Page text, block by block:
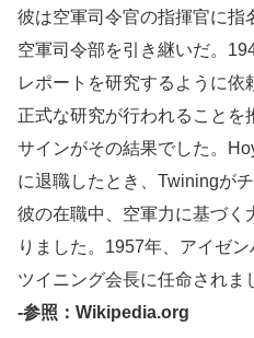
彼は空軍司令官の指揮官に指
空軍司令部を引き継いだ。
レポートを研究するように
正式な研究が行われることを
サインがその結果でした。
に退職したとき、Twiningが
彼の在職中、空軍力に基づく
りました。1957年、アイゼ
ツイニング会長に任命されま
-参照：Wikipedia.org